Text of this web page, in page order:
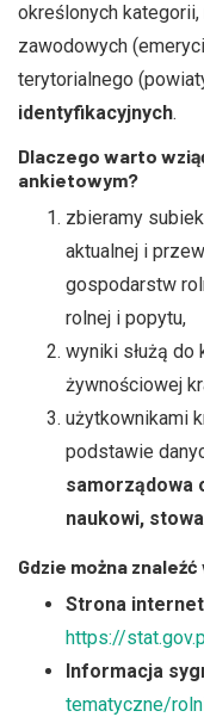
określonych kategorii,
zawodowych
terytorialnego
identyfikacyjnych.
Dlaczego warto
ankietowym?
zbieramy
aktualnej i
gospodarstw
rolnej i popytu,
wyniki służą do
żywnościowej
użytkownikami
podstawie
samorządowa
naukowi,
Gdzie można
Strona
https://
Informacja
tematyczne/